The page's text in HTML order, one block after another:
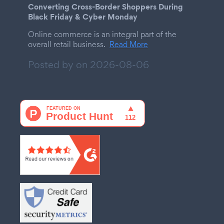
Converting Cross-Border Shoppers During
Black Friday & Cyber Monday
Online commerce is an integral part of the
overall retail business. Read More
Posted by on 2026-08-06